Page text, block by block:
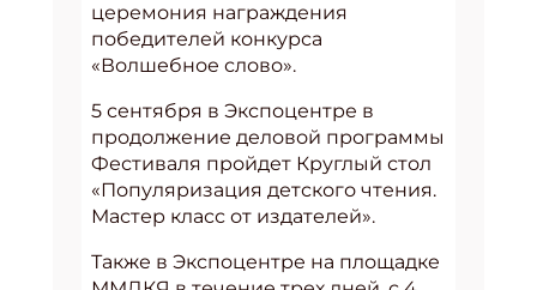
церемония награждения
победителей конкурса
«Волшебное слово».
5 сентября в Экспоцентре в
продолжение деловой программы
Фестиваля пройдет Круглый стол
«Популяризация детского чтения.
Мастер класс от издателей».
Также в Экспоцентре на площадке